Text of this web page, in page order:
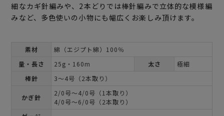
細なカギ針編みや、2本どりでは棒針編みで立体的な模様編
みなど、多色使いの小物にも幅広くお楽しみ頂けます。
素材
綿（エジプト綿）100％
量・長さ
25g・160m 太さ
極細
棒針
3～4号（2本取り）
かぎ針
2/0号～4/0号（1本取り）
4/0号～6/0号（2本取り）